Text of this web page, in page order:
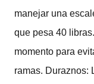
manejar una
que pesa 40
momento para
ramas. Duraznos: